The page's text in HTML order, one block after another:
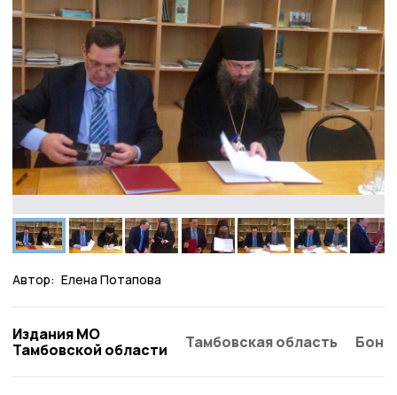
Автор: Елена Потапова
Издания МО
Тамбовской области
Тамбовская область